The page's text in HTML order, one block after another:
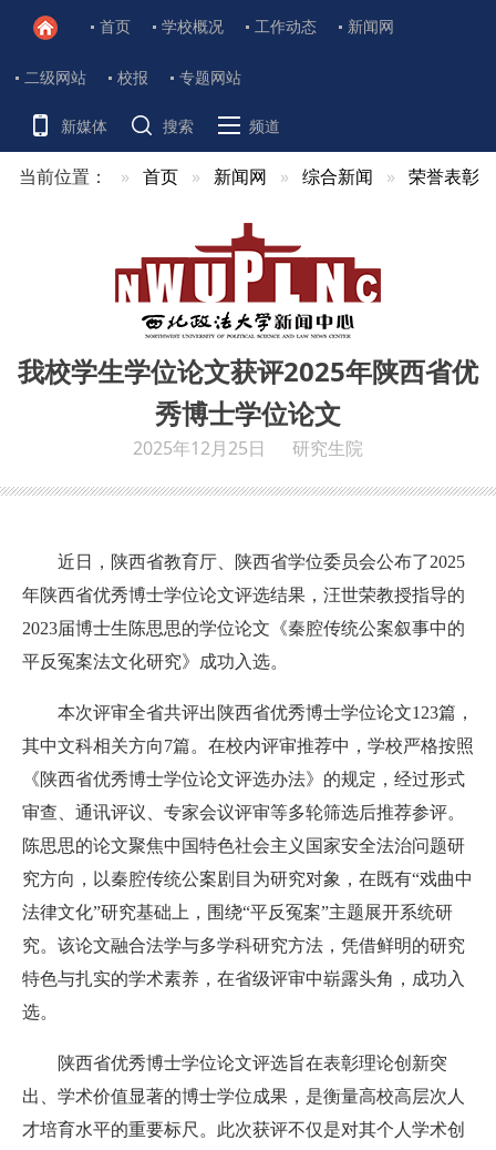
首页 学校概况 工作动态 新闻网
二级网站 校报 专题网站
新媒体 搜索 频道
当前位置： 首页 新闻网 综合新闻 荣誉表彰
我校学生学位论文获评2025年陕西省优
秀博士学位论文
2025年12月25日 研究生院
近日，陕西省教育厅、陕西省学位委员会公布了2025
年陕西省优秀博士学位论文评选结果，汪世荣教授指导的
2023届博士生陈思思的学位论文《秦腔传统公案叙事中的
平反冤案法文化研究》成功入选。
本次评审全省共评出陕西省优秀博士学位论文123篇，
其中文科相关方向7篇。在校内评审推荐中，学校严格按照
《陕西省优秀博士学位论文评选办法》的规定，经过形式
审查、通讯评议、专家会议评审等多轮筛选后推荐参评。
陈思思的论文聚焦中国特色社会主义国家安全法治问题研
究方向，以秦腔传统公案剧目为研究对象，在既有“戏曲中
法律文化”研究基础上，围绕“平反冤案”主题展开系统研
究。该论文融合法学与多学科研究方法，凭借鲜明的研究
特色与扎实的学术素养，在省级评审中崭露头角，成功入
选。
陕西省优秀博士学位论文评选旨在表彰理论创新突
出、学术价值显著的博士学位成果，是衡量高校高层次人
才培育水平的重要标尺。此次获评不仅是对其个人学术创